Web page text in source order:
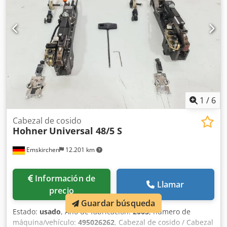
1 / 6
Emskirchen 12.201 km
Cabezal de cosido
Hohner Universal 48/5 S
Información de
precio
Llamar
Estado: usado, Año de fabricación:2003, número de
máquina/vehículo: 495026262, Cabezal de cosido / Cabezal
Guardar búsqueda